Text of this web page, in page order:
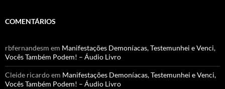
COMENTÁRIOS
rbfernandesm em Manifestações Demoníacas, Testemunhei e Venci,
Vocês Também Podem! – Áudio Livro
Cleide ricardoem Manifestações Demoníacas, Testemunhei e Venci,
Vocês Também Podem! – Áudio Livro